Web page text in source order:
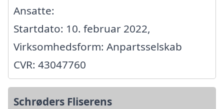
Ansatte:
Startdato: 10. februar 2022,
Virksomhedsform: Anpartsselskab
CVR: 43047760
Schrøders Fliserens